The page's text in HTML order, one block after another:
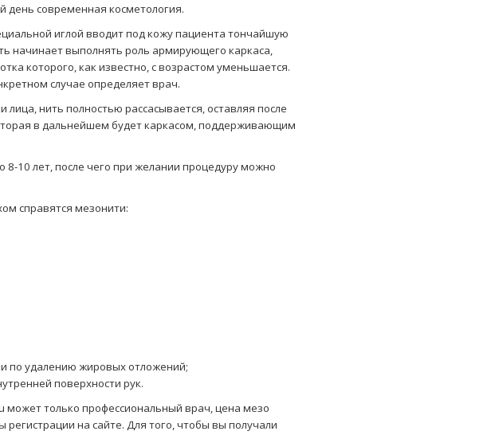
современная косметология.
иглой вводит под кожу пациента тончайшую
начинает выполнять роль армирующего каркаса,
которого, как известно, с возрастом уменьшается.
случае определяет врач.
нить полностью рассасывается, оставляя после
в дальнейшем будет каркасом, поддерживающим
8-10 лет, после чего при желании процедуру можно
справятся мезонити:
по удалению жировых отложений;
поверхности рук.
может только профессиональный врач, цена мезо
на сайте. Для того, чтобы вы получали